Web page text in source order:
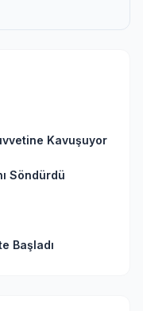
Kavuşuyor
Söndürdü
Başladı